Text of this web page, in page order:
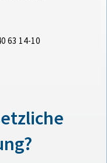
63 14-10